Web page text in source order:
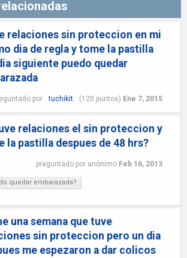
relaciones sin proteccion en mi
dia de regla y tome la pastilla
siguiente puedo quedar
por tuchikit (120 puntos) Ene 7, 2015
relaciones el sin proteccion y
la pastilla despues de 48 hrs?
preguntado por anónimo Feb 16, 2013
quedar embarazada?
una semana que tuve
sin proteccion pero un dia
me espezaron a dar colicos